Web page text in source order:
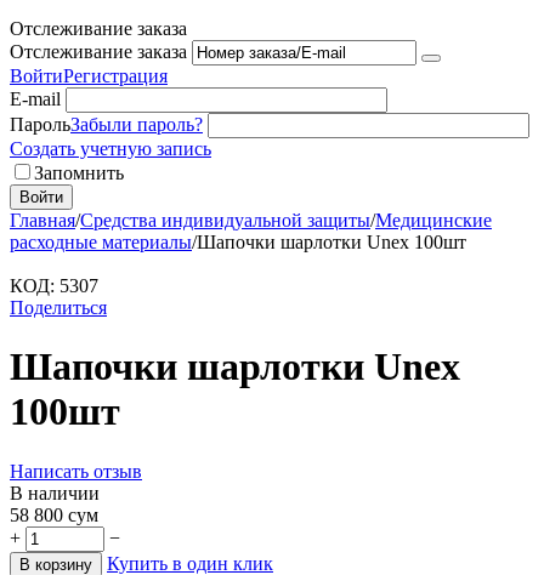
Отслеживание заказа
Отслеживание заказа
ВойтиРегистрация
E-mail
ПарольЗабыли пароль?
Создать учетную запись
Запомнить
Войти
Главная/Средства индивидуальной защиты/Медицинские
расходные материалы/Шапочки шарлотки Unex 100шт
КОД: 5307
Поделиться
Шапочки шарлотки Unex
100шт
Написать отзыв
В наличии
58 800 сум
+
−
В корзину
Купить в один клик